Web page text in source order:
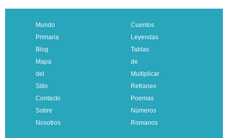
Mundo
Primaria
Blog
Mapa
del
Sitio
Contacto
Sobre
Nosotros
Cuentos
Leyendas
Tablas
de
Multiplicar
Refranes
Poemas
Números
Romanos